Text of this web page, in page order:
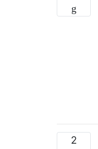
2